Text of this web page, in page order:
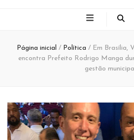
Página inicial / Política / Em Brasília,
encontra Prefeito Rodrigo Manga
gestão municipal